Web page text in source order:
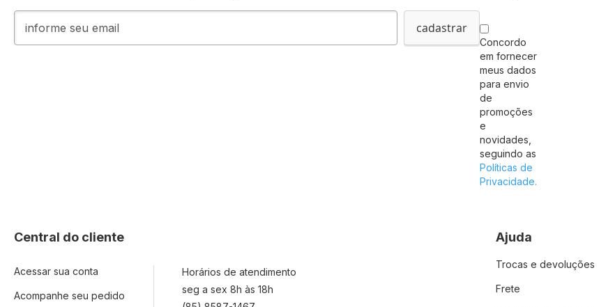
Inscreva-
na
cadastrar
Concordo
em fornecer
meus dados
para envio
de
promoções
e
novidades,
seguindo as
Políticas de
Privacidade.
Central do cliente
Acessar sua conta
Acompanhe seu pedido
Horários de atendimento
seg a sex 8h às 18h
Ajuda
Trocas e devoluções
Frete